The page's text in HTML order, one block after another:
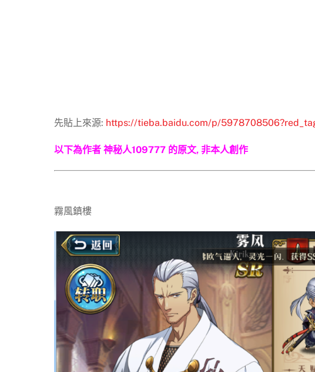
先貼上來源: https://tieba.baidu.com/p/
以下為作者 神秘人109777 的原文, 非本人創作
霧風鎮樓